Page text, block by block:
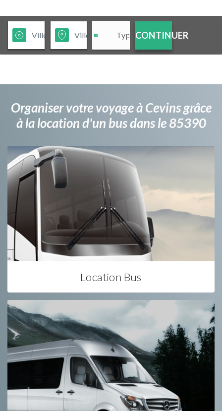
CONTINUER
Organiser votre voyage à Cevins grâce
à la location d'un bus dans le 85390
Location Bus